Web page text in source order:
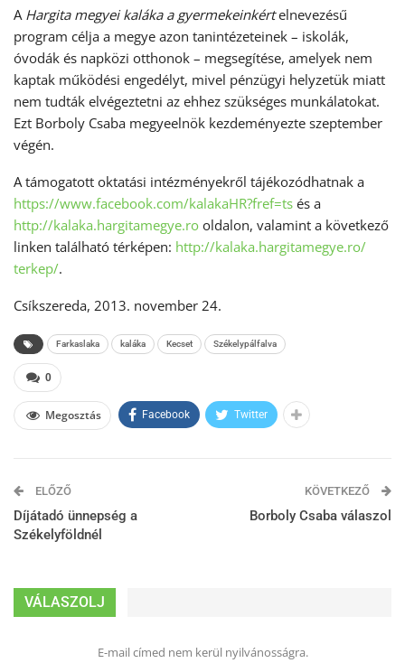
A Hargita megyei kaláka a gyermekeinkértelnevezésű
program célja a megye azon tanintézeteinek – iskolák,
óvodák és napközi otthonok – megsegítése, amelyek nem
kaptak működési engedélyt, mivel pénzügyi helyzetük miatt
nem tudták elvégeztetni az ehhez szükséges munkálatokat.
Ezt Borboly Csaba megyeelnök kezdeményezte szeptember
végén.
A támogatott oktatási intézményekről tájékozódhatnak a
https://www.facebook.com/kalakaHR?fref=ts és a
http://kalaka.hargitamegye.ro oldalon, valamint a következő
linken található térképen: http://kalaka.hargitamegye.ro/
terkep/.
Csíkszereda, 2013. november 24.
Farkaslaka kaláka Kecset Székelypálfalva
0
Megosztás Facebook Twitter
ELŐZŐ
Díjátadó ünnepség a
Székelyföldnél
KÖVETKEZŐ
Borboly Csaba válaszol
VÁLASZOLJ
E-mail címed nem kerül nyilvánosságra.